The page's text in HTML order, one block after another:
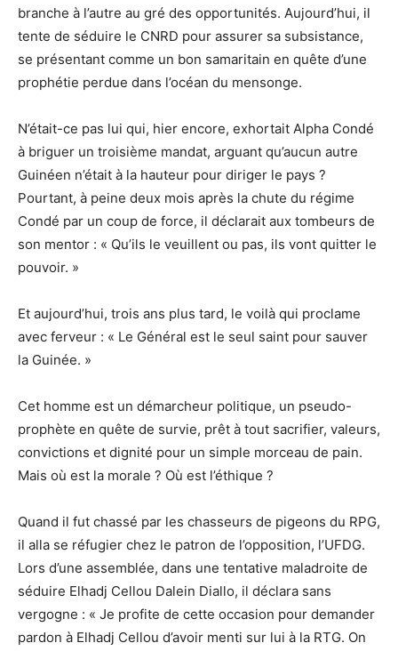
branche à l’autre au gré des opportunités. Aujourd’hui, il
tente de séduire le CNRD pour assurer sa subsistance,
se présentant comme un bon samaritain en quête d’une
prophétie perdue dans l’océan du mensonge.
N’était-ce pas lui qui, hier encore, exhortait Alpha Condé
à briguer un troisième mandat, arguant qu’aucun autre
Guinéen n’était à la hauteur pour diriger le pays ?
Pourtant, à peine deux mois après la chute du régime
Condé par un coup de force, il déclarait aux tombeurs de
son mentor : « Qu’ils le veuillent ou pas, ils vont quitter le
pouvoir. »
Et aujourd’hui, trois ans plus tard, le voilà qui proclame
avec ferveur : « Le Général est le seul saint pour sauver
la Guinée. »
Cet homme est un démarcheur politique, un pseudo-
prophète en quête de survie, prêt à tout sacrifier, valeurs,
convictions et dignité pour un simple morceau de pain.
Mais où est la morale ? Où est l’éthique ?
Quand il fut chassé par les chasseurs de pigeons du RPG,
il alla se réfugier chez le patron de l’opposition, l’UFDG.
Lors d’une assemblée, dans une tentative maladroite de
séduire Elhadj Cellou Dalein Diallo, il déclara sans
vergogne : « Je profite de cette occasion pour demander
pardon à Elhadj Cellou d’avoir menti sur lui à la RTG. On